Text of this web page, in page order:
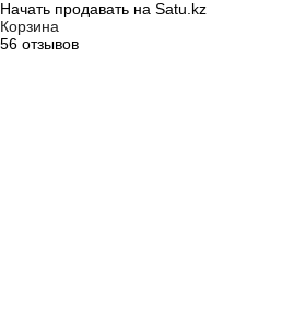
Начать продавать на Satu.kz
Корзина
56 отзывов